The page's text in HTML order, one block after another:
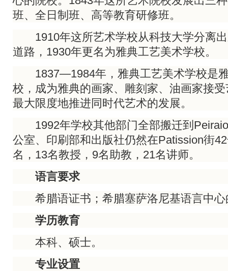
班、全日制班、高等教育研修班。
1910年这所艺术学校从科技大学分离出
道路，1930年更名为雅典工艺美术学校。
1837—1984年，雅典工艺美术学校是雅
校，成为雅典的画家、雕刻家、油画家接
最大限度地推进同时代艺术的发展。
1992年学校其他部门全部搬迁到
公室、印刷部和出版社仍然在Patission街
名，13名教授，9名助教，21名讲师。
语言要求
希腊语证书；希腊塞萨洛尼基语言中心
学历教育
本科、硕士。
专业设置